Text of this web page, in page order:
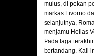
mulus, di pekan
markas Livorno
selanjutnya,
menjamu Hellas
Pada laga
bertandang. Kali